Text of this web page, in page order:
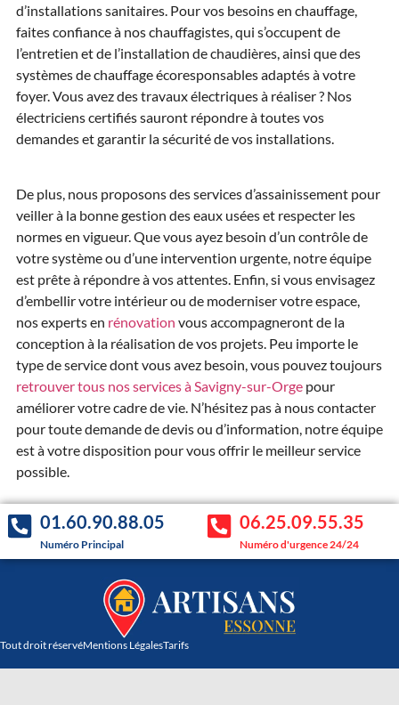
d’installations sanitaires. Pour vos besoins en chauffage,
faites confiance à nos chauffagistes, qui s’occupent de
l’entretien et de l’installation de chaudières, ainsi que des
systèmes de chauffage écoresponsables adaptés à votre
foyer. Vous avez des travaux électriques à réaliser ? Nos
électriciens certifiés sauront répondre à toutes vos
demandes et garantir la sécurité de vos installations.
De plus, nous proposons des services d’assainissement pour
veiller à la bonne gestion des eaux usées et respecter les
normes en vigueur. Que vous ayez besoin d’un contrôle de
votre système ou d’une intervention urgente, notre équipe
est prête à répondre à vos attentes. Enfin, si vous envisagez
d’embellir votre intérieur ou de moderniser votre espace,
nos experts en rénovation vous accompagneront de la
conception à la réalisation de vos projets. Peu importe le
type de service dont vous avez besoin, vous pouvez toujours
retrouver tous nos services à Savigny-sur-Orge pour
améliorer votre cadre de vie. N’hésitez pas à nous contacter
pour toute demande de devis ou d’information, notre équipe
est à votre disposition pour vous offrir le meilleur service
possible.
Tout droit réservéMentions LégalesTarifs
01.60.90.88.05
Numéro Principal
06.25.09.55.35
Numéro d'urgence 24/24